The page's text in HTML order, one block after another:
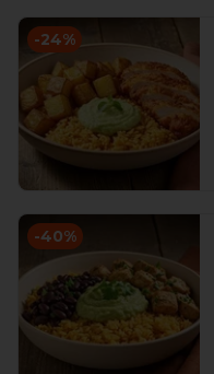
-24%
-40%